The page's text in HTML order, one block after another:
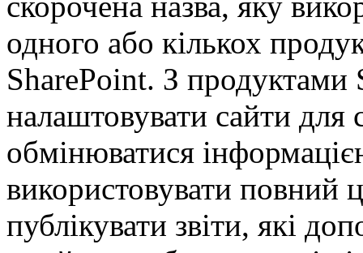
одного або кількох
SharePoint. З продуктами
налаштовувати сайти для
обмінюватися
використовувати повний
публікувати звіти, які